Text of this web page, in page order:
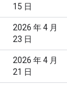
15 日
2026 年 4 月
23 日
2026 年 4 月
21 日